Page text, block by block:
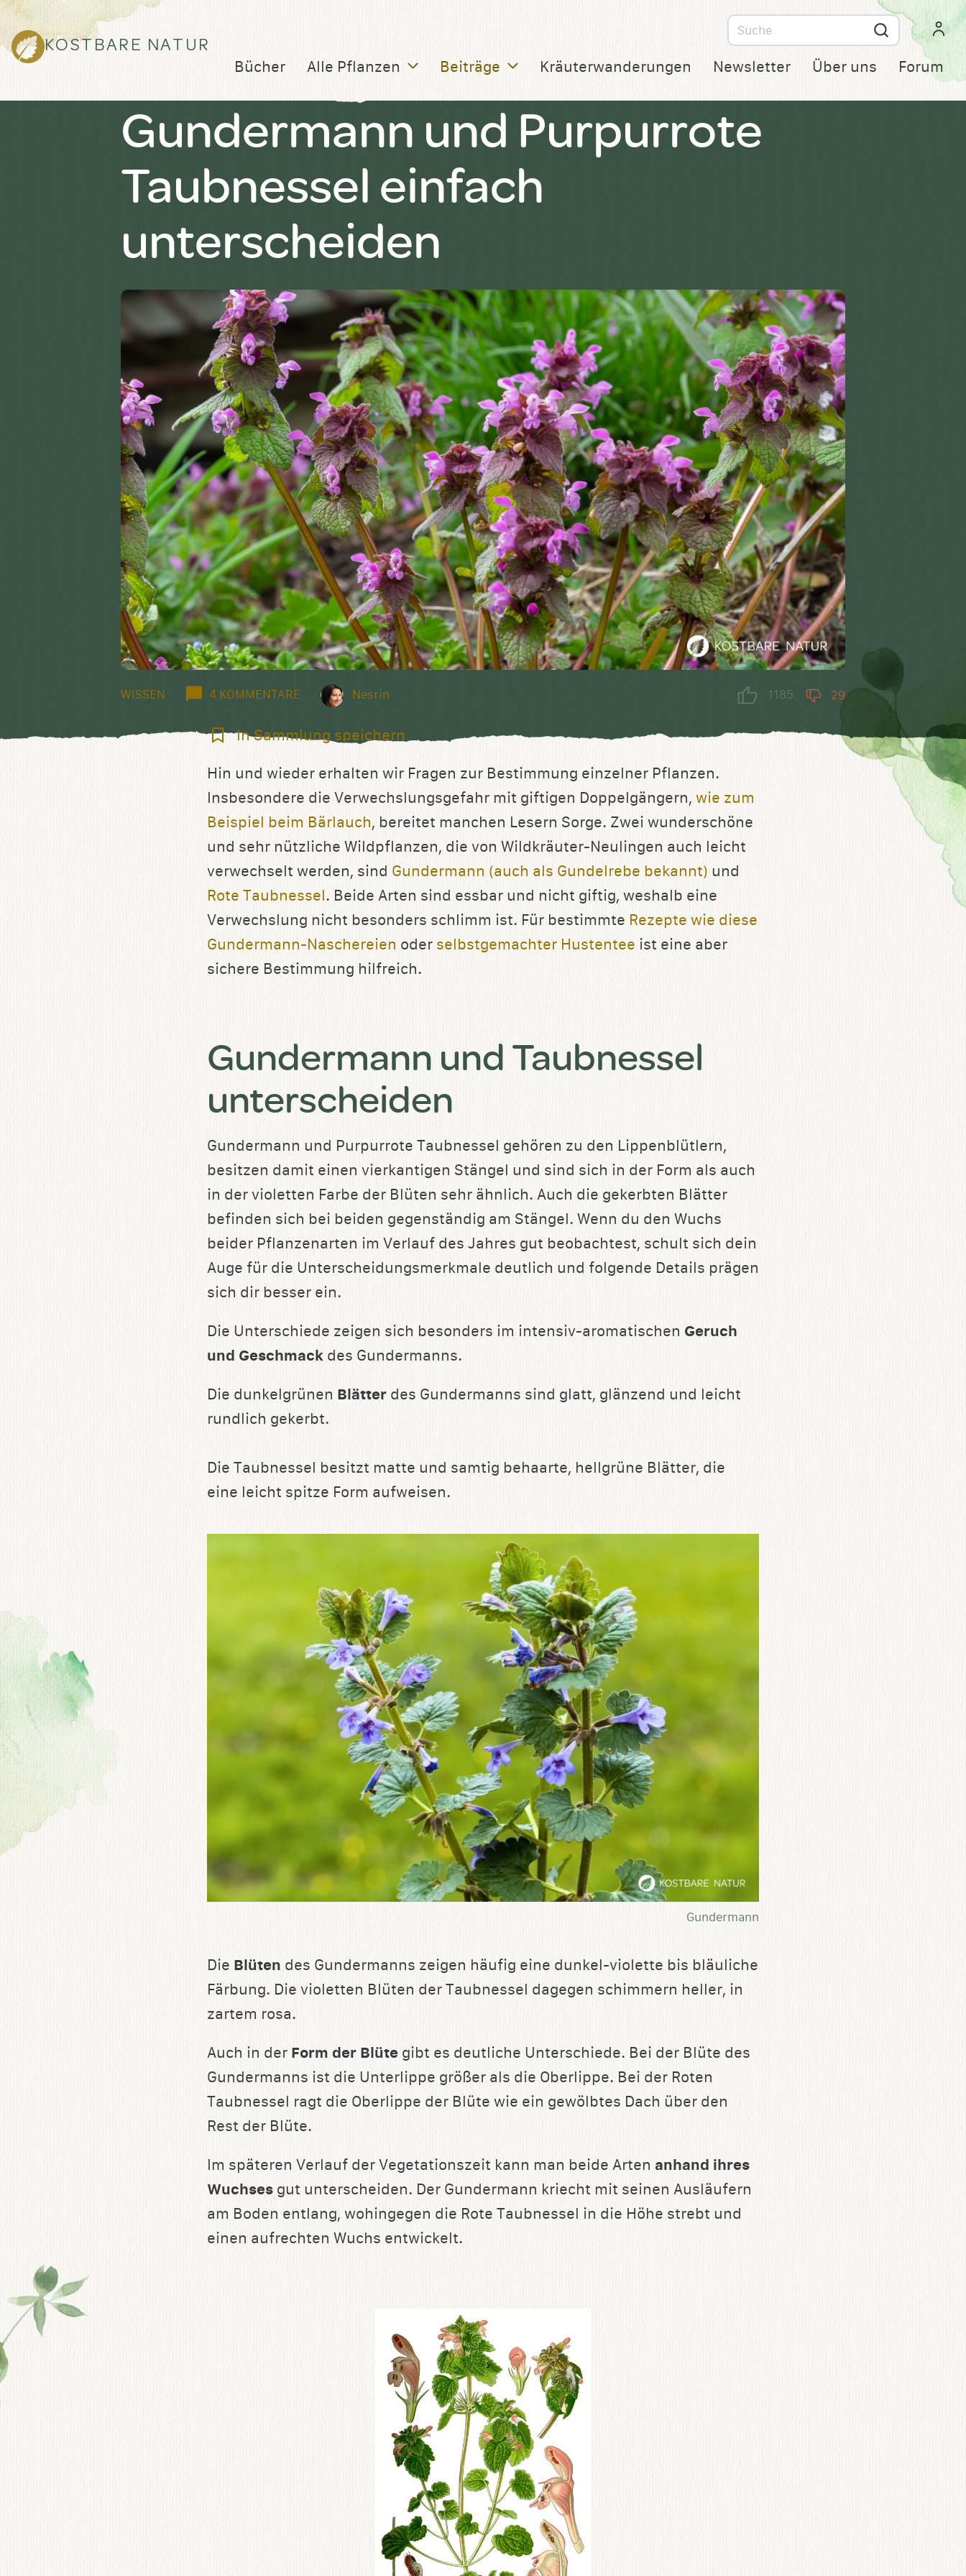
KOSTBARE NATUR
Suche
nach
Bücher Alle Pflanzen Beiträge Kräuterwanderungen Newsletter Über uns Forum
Gundermann und Purpurrote
Taubnessel einfach
unterscheiden
WISSEN 4 KOMMENTARE Nesrin 1185 29
In
speichern
In Sammlung speichern
Hin und wieder erhalten wir Fragen zur Bestimmung einzelner Pflanzen.
Insbesondere die Verwechslungsgefahr mit giftigen Doppelgängern, wie zum
Beispiel beim Bärlauch, bereitet manchen Lesern Sorge. Zwei wunderschöne
und sehr nützliche Wildpflanzen, die von Wildkräuter-Neulingen auch leicht
verwechselt werden, sind Gundermann (auch als Gundelrebe bekannt) und
Rote Taubnessel. Beide Arten sind essbar und nicht giftig, weshalb eine
Verwechslung nicht besonders schlimm ist. Für bestimmte Rezepte wie diese
Gundermann-Naschereien oder selbstgemachter Hustentee ist eine aber
sichere Bestimmung hilfreich.
Gundermann und Taubnessel
unterscheiden
Gundermann und Purpurrote Taubnessel gehören zu den Lippenblütlern,
besitzen damit einen vierkantigen Stängel und sind sich in der Form als auch
in der violetten Farbe der Blüten sehr ähnlich. Auch die gekerbten Blätter
befinden sich bei beiden gegenständig am Stängel. Wenn du den Wuchs
beider Pflanzenarten im Verlauf des Jahres gut beobachtest, schult sich dein
Auge für die Unterscheidungsmerkmale deutlich und folgende Details prägen
sich dir besser ein.
Die Unterschiede zeigen sich besonders im intensiv-aromatischen Geruch
und Geschmack des Gundermanns.
Die dunkelgrünen Blätter des Gundermanns sind glatt, glänzend und leicht
rundlich gekerbt.
Die Taubnessel besitzt matte und samtig behaarte, hellgrüne Blätter, die
eine leicht spitze Form aufweisen.
Gundermann
Die Blüten des Gundermanns zeigen häufig eine dunkel-violette bis bläuliche
Färbung. Die violetten Blüten der Taubnessel dagegen schimmern heller, in
zartem rosa.
Auch in der Form der Blüte gibt es deutliche Unterschiede. Bei der Blüte des
Gundermanns ist die Unterlippe größer als die Oberlippe. Bei der Roten
Taubnessel ragt die Oberlippe der Blüte wie ein gewölbtes Dach über den
Rest der Blüte.
Im späteren Verlauf der Vegetationszeit kann man beide Arten anhand ihres
Wuchses gut unterscheiden. Der Gundermann kriecht mit seinen Ausläufern
am Boden entlang, wohingegen die Rote Taubnessel in die Höhe strebt und
einen aufrechten Wuchs entwickelt.